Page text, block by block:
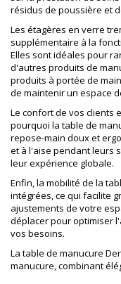
résidus de poussière et
Les étagères en verre
supplémentaire à la
Elles sont idéales pour
d'autres produits de
produits à portée de
de maintenir un espace
Le confort de vos clients
pourquoi la table de
repose-main doux et
et à l'aise pendant leurs
leur expérience globale.
Enfin, la mobilité de la
intégrées, ce qui facilite
ajustements de votre
déplacer pour optimiser
vos besoins.
La table de manucure
manucure, combinant